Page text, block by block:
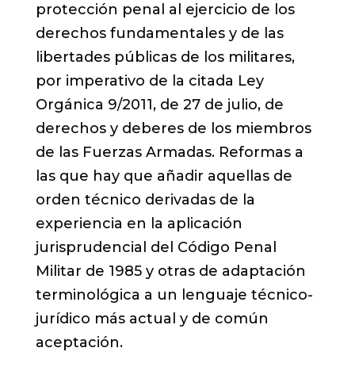
protección penal al ejercicio de los
derechos fundamentales y de las
libertades públicas de los militares,
por imperativo de la citada Ley
Orgánica 9/2011, de 27 de julio, de
derechos y deberes de los miembros
de las Fuerzas Armadas. Reformas a
las que hay que añadir aquellas de
orden técnico derivadas de la
experiencia en la aplicación
jurisprudencial del Código Penal
Militar de 1985 y otras de adaptación
terminológica a un lenguaje técnico-
jurídico más actual y de común
aceptación.